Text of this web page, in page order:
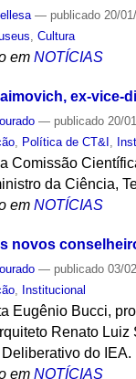
— publicado 20/
,Cultura
em NOTÍCIAS
ex-vice-
— publicado 20/
Política de CT&I
Comissão
da Ciência,
em NOTÍCIAS
novos
— publicado 03/
Institucional
Eugênio Bucci,
Renato
do IEA.
em NOTÍCIAS